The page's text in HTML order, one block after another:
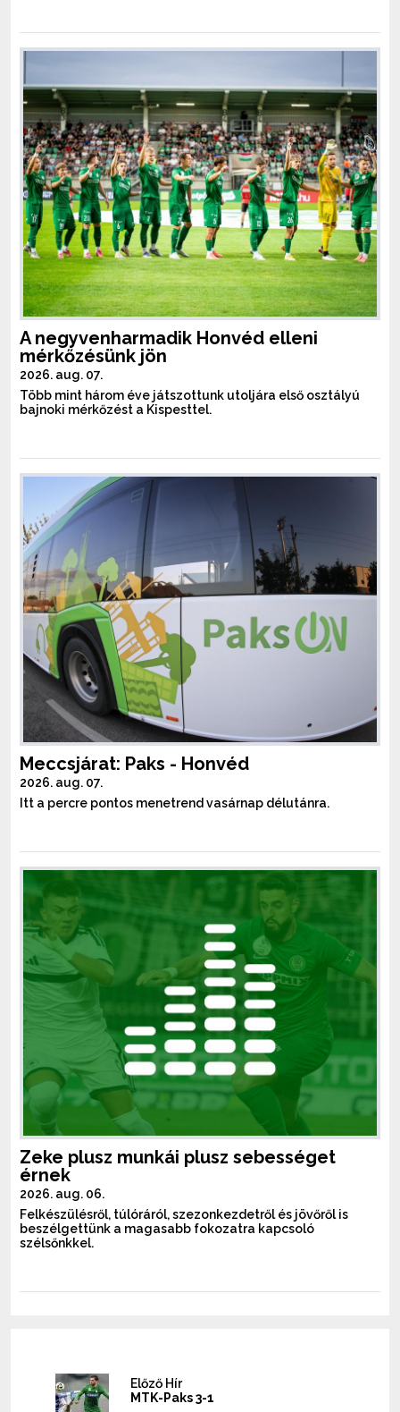
A negyvenharmadik Honvéd elleni
mérkőzésünk jön
2026. aug. 07.
Több mint három éve játszottunk utoljára első osztályú
bajnoki mérkőzést a Kispesttel.
Meccsjárat: Paks - Honvéd
2026. aug. 07.
Itt a percre pontos menetrend vasárnap délutánra.
Zeke plusz munkái plusz sebességet
érnek
2026. aug. 06.
Felkészülésről, túlóráról, szezonkezdetről és jövőről is
beszélgettünk a magasabb fokozatra kapcsoló
szélsőnkkel.
Előző Hír
MTK-Paks 3-1